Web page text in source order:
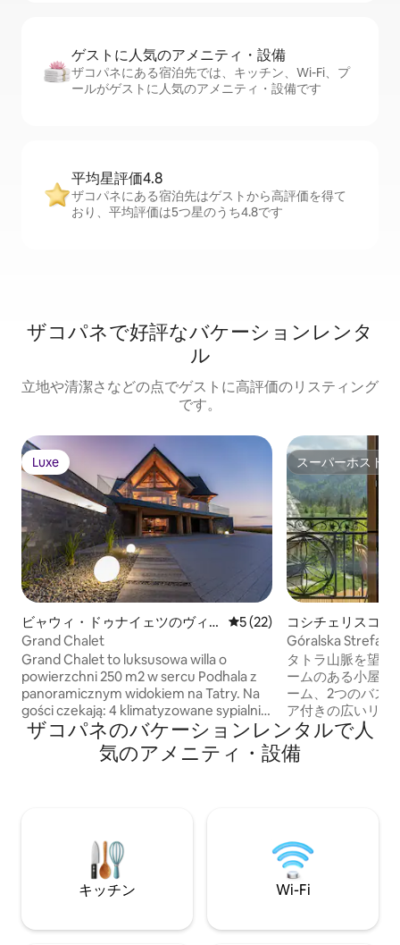
ゲストに人⁠気⁠のア⁠メ⁠ニ⁠テ⁠ィ・設⁠備
ザコパネにある宿泊先では、キッチン、Wi-Fi、プ
ールがゲストに人気のアメニティ・設備です
平均星評価4.8
ザコパネにある宿泊先はゲストから高評価を得て
おり、平均評価は5つ星のうち4.8です
ザコパネで好評なバケーションレンタ
ル
立地や清潔さなどの点でゲストに高評価のリスティング
です。
Luxe
Luxe
ビャウィ・ドゥナイェツのヴィ
ラ
レビュー22件、5つ星中5つ
5 (22)
Grand Chalet
Grand Chalet to luksusowa willa o
powierzchni 250 m2 w sercu Podhala z
panoramicznym widokiem na Tatry. Na
gości czekają: 4 klimatyzowane sypialnie,
4 łazienki, jacuzzi z widokiem, sauna, sala
gier z bilardem i PS5, strefa fitness,
gabinet do pracy ze światłowodem,
spotkania z przyjaciółmi czy workation –
komfort, nowoczesność i wyjątkowy
klimat w jednym.
スーパーホスト
スーパーホスト
コシチェリスコの
ハウス
Góralska Strefa -
タトラ山脈を望む
ームのある小屋。
ーム、2つのバス
ア付きの広いリビ
付きの設備の整っ
す。さらに、ガー
キューグリルを備
てることはできません。 私た
金でジャグジーを
ザコパネのバケーションレンタルで人
気のアメニティ・設備
キッチン Wi-Fi